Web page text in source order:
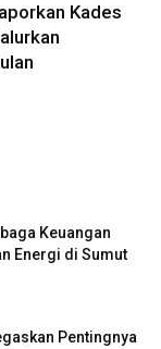
Kades
Keuangan
Energi di Sumut
Pentingnya